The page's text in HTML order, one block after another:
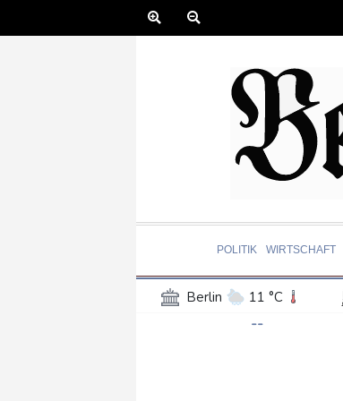
POLITIK WIRTSCHAFT
Berlin 11 °C
Frankfurt am Main
--